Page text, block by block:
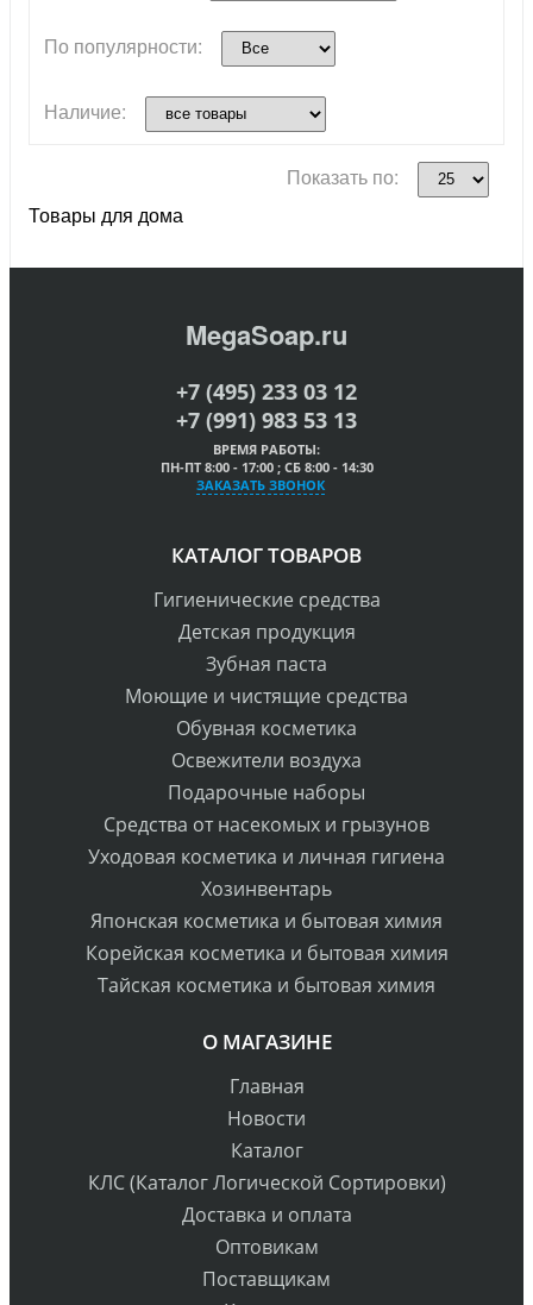
По популярности:
Наличие:
Показать по:
Товары для дома
MegaSoap.ru
+7 (495) 233 03 12
+7 (991) 983 53 13
ВРЕМЯ РАБОТЫ:
ПН-ПТ 8:00 - 17:00 ; СБ 8:00 - 14:30
ЗАКАЗАТЬ ЗВОНОК
КАТАЛОГ ТОВАРОВ
Гигиенические средства
Детская продукция
Зубная паста
Моющие и чистящие средства
Обувная косметика
Освежители воздуха
Подарочные наборы
Средства от насекомых и грызунов
Уходовая косметика и личная гигиена
Хозинвентарь
Японская косметика и бытовая химия
Корейская косметика и бытовая химия
Тайская косметика и бытовая химия
О МАГАЗИНЕ
Главная
Новости
Каталог
КЛС (Каталог Логической Сортировки)
Доставка и оплата
Оптовикам
Поставщикам